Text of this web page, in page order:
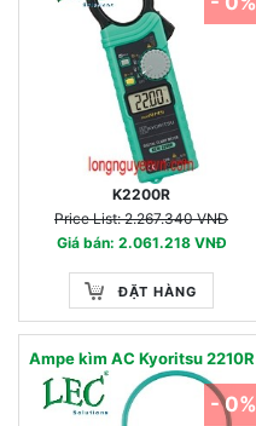
K2200R
Price List: 2.267.340 VNĐ
Giá bán: 2.061.218 VNĐ
ĐẶT HÀNG
Ampe kìm AC Kyoritsu 2210R
- 0%